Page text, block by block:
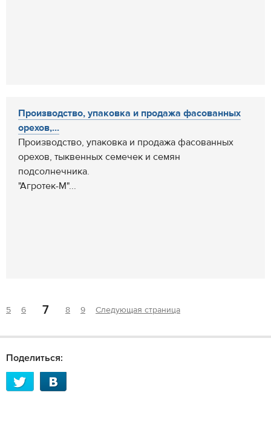
Производство, упаковка и продажа фасованных
орехов,...
Производство, упаковка и продажа фасованных
орехов, тыквенных семечек и семян
подсолнечника.
"Агротек-М"...
5 6 7 8 9 Следующая страница
Поделиться: